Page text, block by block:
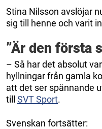
Stina Nilsson avslöjar
sig till henne och varit
”Är den första
– Så har det absolut
hyllningar från gamla
att det ser spännande
till SVT Sport.
Svenskan fortsätter: